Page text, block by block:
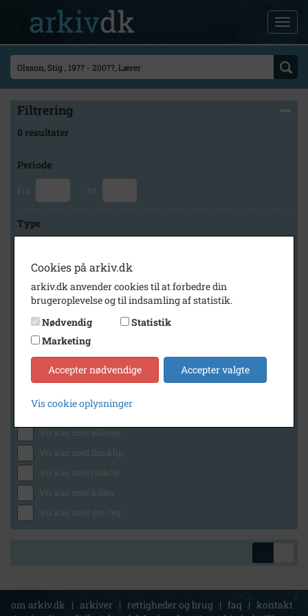
Filtrering
0 resultater
Periode
Fra Til
Type
Arkiv
Holbæk Stadsarkiv
Generelt
Vis kun med billeder
Vis kun med filmklip
Vis kun med lydklip
Vis kun med kilder
Vis kun med geo-tag
om arkiv.dk | arkiver | rettigheder og brug | faq | kontakt
Cookies på arkiv.dk
arkiv.dk anvender cookies til at forbedre din
brugeroplevelse og til indsamling af statistik.
Nødvendig
Statistik
Marketing
Accepter nødvendige Accepter valgte
Vis cookie oplysninger